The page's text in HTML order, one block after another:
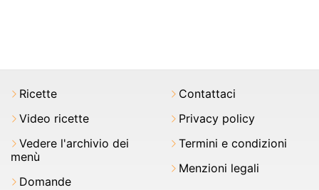
Ricette
Video ricette
Vedere l'archivio dei
menù
Domande
Contattaci
Privacy policy
Termini e condizioni
Menzioni legali